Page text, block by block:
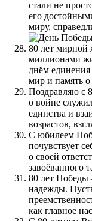
стали не
его
миру,
80 лет мирной
миллионами
днём
мир и память о
Поздравляю с
о войне
единства и
возрастов,
С юбилеем
почувствует
о своей
завоёванного
80 лет Победы
надежды.
как главное